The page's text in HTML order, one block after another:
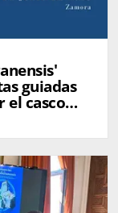
guiadas
el casco